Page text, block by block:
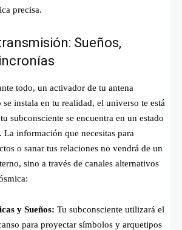
precisa.
Sueños,
todo, un activador de tu antena
instala en tu realidad, el universo te está
subconsciente se encuentra en un estado
La información que necesitas para
o sanar tus relaciones no vendrá de un
sino a través de canales alternativos
y Sueños: Tu subconsciente utilizará el
para proyectar símbolos y arquetipos